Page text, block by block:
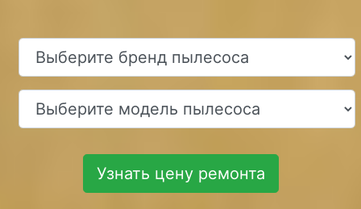
Узнать цену ремонта